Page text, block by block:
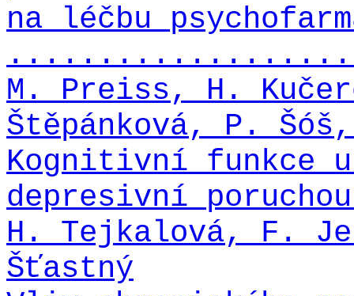
na léčbu
M. Preiss, H.
Štěpánková, P.
Kognitivní funkce
depresivní
H. Tejkalová, F.
Šťastný